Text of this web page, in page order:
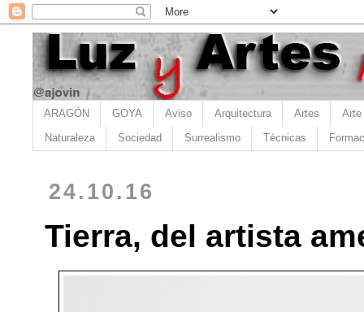
ARAGÓN GOYA Aviso Arquitectura Artes Arte
Naturaleza Sociedad Surrealismo Técnicas
24.10.16
Tierra, del artista